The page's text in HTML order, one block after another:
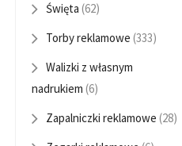
Święta (62)
Torby reklamowe (333)
Walizki z własnym
nadrukiem (6)
Zapalniczki reklamowe (28)